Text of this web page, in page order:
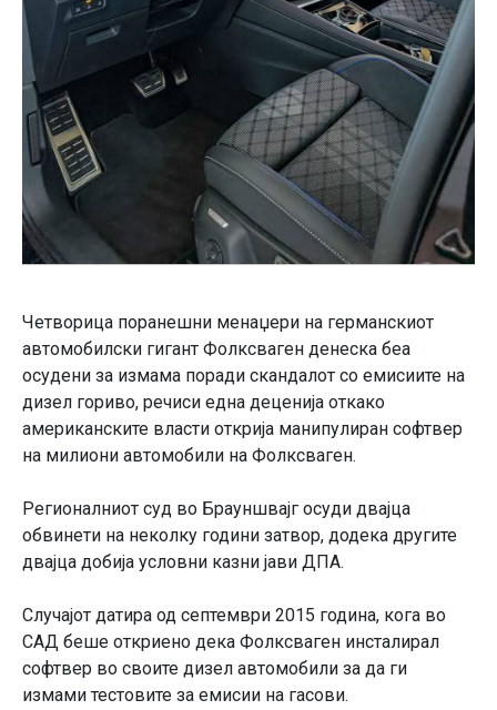
Четворица поранешни менаџери на германскиот
автомобилски гигант Фолксваген денеска беа
осудени за измама поради скандалот со емисиите на
дизел гориво, речиси една деценија откако
американските власти открија манипулиран софтвер
на милиони автомобили на Фолксваген.
Регионалниот суд во Брауншвајг осуди двајца
обвинети на неколку години затвор, додека другите
двајца добија условни казни јави ДПА.
Случајот датира од септември 2015 година, кога во
САД беше откриено дека Фолксваген инсталирал
софтвер во своите дизел автомобили за да ги
измами тестовите за емисии на гасови.